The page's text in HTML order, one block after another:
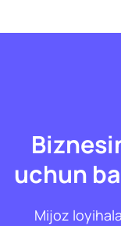
uchun
Mijoz